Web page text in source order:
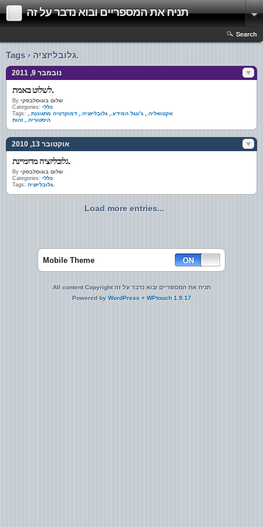
תניח את המספריים ובוא נדבר על זה
Search
Tags › גלובליזציה.
נובמבר 9, 2011
לשלוט באמת.
By שלום בוגוסלבסקי
Categories: כללי
Tags:
אקטואליה., ג'ונגל המידע., גלובליזציה., דמוקרטיה מתגוננת.,
היסטוריה.,זהות
אוקטובר 13, 2010
גלובליזציה מדומיינת.
By שלום בוגוסלבסקי
Categories: כללי
Tags:
גלובליזציה.
Load more entries...
Mobile Theme
All content Copyright תניח את המספריים ובוא נדבר על זה
Powered by WordPress + WPtouch 1.9.17